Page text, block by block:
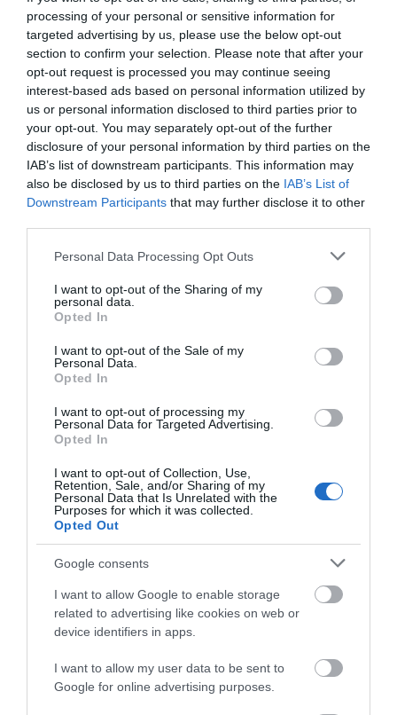
processing of your personal or sensitive information for
targeted advertising by us, please use the below opt-out
section to confirm your selection. Please note that after your
opt-out request is processed you may continue seeing
interest-based ads based on personal information utilized by
us or personal information disclosed to third parties prior to
your opt-out. You may separately opt-out of the further
disclosure of your personal information by third parties on the
IAB’s list of downstream participants. This information may
also be disclosed by us to third parties on the IAB’s List of
Downstream Participants that may further disclose it to other
Please note that this website/app uses one or more Google
not limited to your visit or usage behaviour. You may click to
grant or deny consent to Google and its third-party tags to
use your data for below specified purposes in below Google
consent section.
Personal Data Processing Opt Outs
I want to opt-out of the Sharing of my
personal data.
Opted In
I want to opt-out of the Sale of my
Personal Data.
Opted In
I want to opt-out of processing my
Personal Data for Targeted Advertising.
Opted In
I want to opt-out of Collection, Use,
Retention, Sale, and/or Sharing of my
Personal Data that Is Unrelated with the
Purposes for which it was collected.
Opted Out
Google consents
I want to allow Google to enable storage
related to advertising like cookies on web or
device identifiers in apps.
I want to allow my user data to be sent to
Google for online advertising purposes.
Παροχή Αέρα (Lt./min): 250 (350°C) / 550 (600°C)
Διαστάσεις Συσκ.ΜxΠxΥ (mm): 250x84x260
Βάρος (kg): 0,56
Βάρος Συσκευασίας (kg): 1,58
Πληροφορίες για το προϊον:
Με Ρύθμιση Θερμοκρασίας & Ροής Αέρα
LED Πίνακας Ενδείξεων
Στην ταχύτητα 250lt/min 6 θέσεις ρύθμισης θερμοκρασίας 50°C-
100°C-150°C-200°C-250°C-350°C
Στην ταχύτητα 550lt/min 6 θέσεις ρύθμισης θερμοκρασίας
100°C-200°C-300°C-400°C-500°C-600°C
Επιλογή λειτουργίας σκέτος αέρας
Αφαιρούμενο καλώδιο παροχής
Συνοδεύεται με σετ 5 εξαρτημάτων και μια σπάτουλα σε
Με βάση την επιλογή
σας, ενδέχεται να
ενδιαφέρει τα ακόλουθα
στοιχεία: